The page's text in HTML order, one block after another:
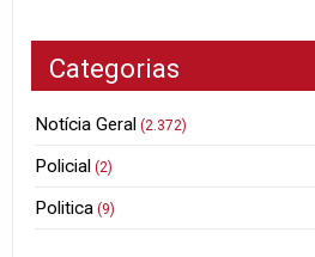
Categorias
Notícia Geral (2.372)
Policial (2)
Politica (9)